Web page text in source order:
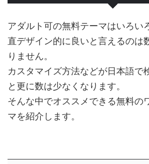
アダルト可の無料テーマはいろい
直デザイン的に良いと言えるのは
りません。
カスタマイズ方法などが日本語で
と更に数は少なくなります。
そんな中でオススメできる無料の
マを紹介します。